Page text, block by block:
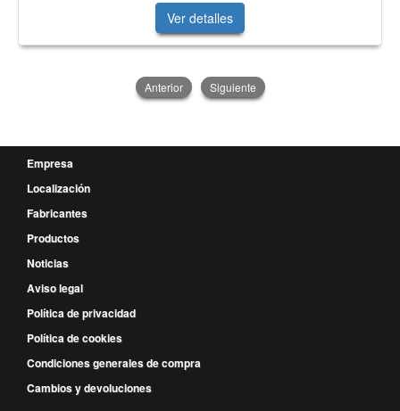
Ver detalles
Anterior Siguiente
Empresa
Localización
Fabricantes
Productos
Noticias
Aviso legal
Política de privacidad
Política de cookies
Condiciones generales de compra
Cambios y devoluciones